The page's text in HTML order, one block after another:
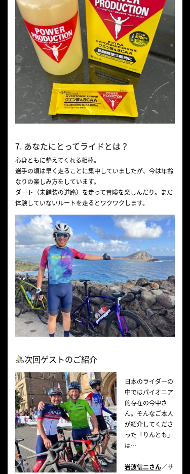
7. あなたにとってライドとは？
心身ともに整えてくれる相棒。
選手の頃は早く走ることに集中していましたが、今は年齢
なりの楽しみ方をしています。
ダート（未舗装の道路）を走って冒険を楽しんだり。まだ
体験していないルートを走るとワクワクします。
次回ゲストのご紹介
日本のライダーの
中ではパイオニア
的存在の今中さ
ん。そんなご本人
が紹介してくださ
った「りんとも」
は…
岩波信二さん／サ